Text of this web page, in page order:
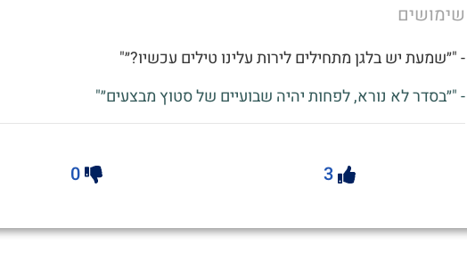
שימושים
- "״שמעת יש בלגן מתחילים לירות עלינו טילים עכשיו?״"
- "״בסדר לא נורא, לפחות יהיה שבועיים של סטוץ מבצעים״"
3
0